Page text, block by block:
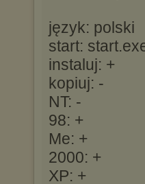
język: polski
start:
instaluj: +
kopiuj: -
NT: -
98: +
Me: +
2000: +
XP: +